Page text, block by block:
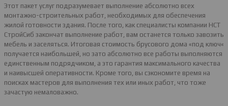
Этот пакет услуг подразумевает выполнение абсолютно всех
монтажно-строительных работ, необходимых для обеспечения
жилой готовности здания. После того, как специалисты компании НСТ
СтройСиб закончат выполнение работ, вам останется только завозить
мебель и заселяться. Итоговая стоимость брусового дома «под ключ«
получается наибольшей, но зато абсолютно все работы выполняются
единственным подрядчиком, а это гарантия максимального качества
и наивысшей оперативности. Кроме того, вы сэкономите время на
поисках мастеров для выполнения тех или иных работ, что тоже
зачастую немаловажно.